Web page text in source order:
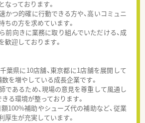
なっております。
つ的確に行動できる方や、高いコミュニ
ちの方を求めています。
向きに業務に取り組んでいただける、成
歓迎しております。
葉県に10店舗、東京都に1店舗を展開して
を増やしている成長企業です。
あるため、現場の意見を尊重して風通し
る環境が整っております。
100%補助やシューズ代の補助など、従業
厚生が充実しています。